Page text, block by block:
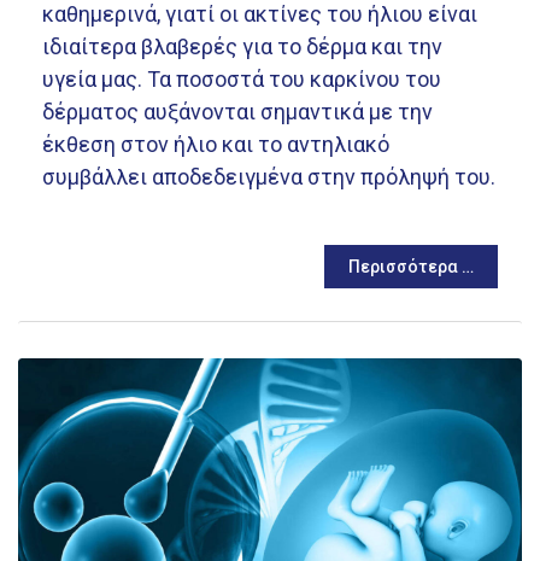
καθημερινά, γιατί οι ακτίνες του ήλιου είναι
ιδιαίτερα βλαβερές για το δέρμα και την
υγεία μας. Τα ποσοστά του καρκίνου του
δέρματος αυξάνονται σημαντικά με την
έκθεση στον ήλιο και το αντηλιακό
συμβάλλει αποδεδειγμένα στην πρόληψή του.
Περισσότερα …